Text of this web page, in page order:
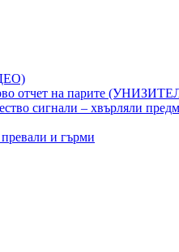
отчет на парите
сигнали – хвърляли
и гърми